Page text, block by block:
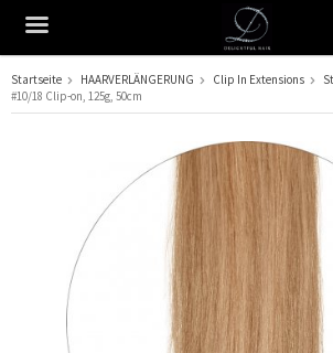
Das Produkt wurde in Ihren Warenkorb
Startseite HAARVERLÄNGERUNG Clip In Extensions
#10/18 Clip-on, 125g, 50cm